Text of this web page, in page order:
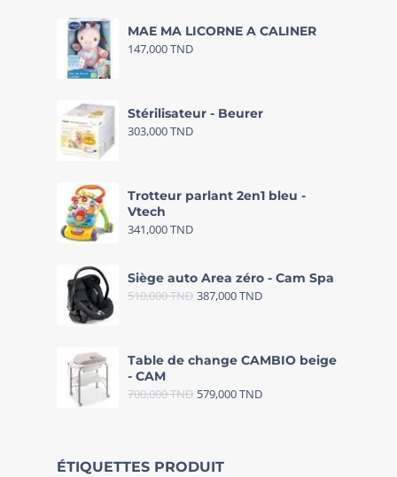
MAE MA LICORNE A CALINER
147,000TND
Stérilisateur - Beurer
303,000TND
Trotteur parlant 2en1 bleu -
Vtech
341,000TND
Siège auto Area zéro - Cam Spa
510,000TND 387,000TND
Table de change CAMBIO beige
- CAM
700,000TND 579,000TND
ÉTIQUETTES PRODUIT